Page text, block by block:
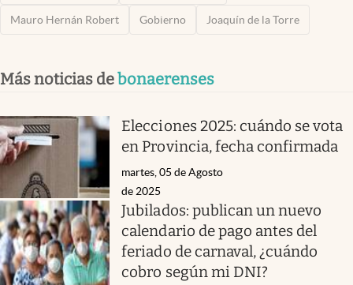
Mauro Hernán Robert Gobierno Joaquín de la Torre
Más noticias debonaerenses
Elecciones 2025: cuándo se vota
en Provincia, fecha confirmada
martes, 05 de Agosto
de 2025
Jubilados: publican un nuevo
calendario de pago antes del
feriado de carnaval, ¿cuándo
cobro según mi DNI?